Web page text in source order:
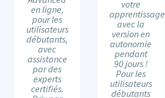
en ligne,
pour les
utilisateurs
débutants,
avec
assistance
par des
experts
certifiés.
votre
apprentissage
avec la
version en
autonomie
pendant
90 jours !
Pour les
utilisateurs
débutants